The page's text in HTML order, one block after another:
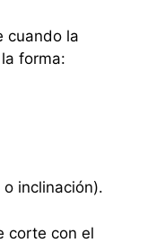
cuando la
forma:
inclinación).
corte con el